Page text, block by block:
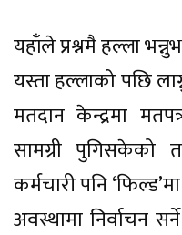
यहाँले प्रश्नमै हल्ला
यस्ता हल्लाको पछि
मतदान केन्द्रमा
सामग्री पुगिसकेको
कर्मचारी पनि
अवस्थामा निर्वाचन